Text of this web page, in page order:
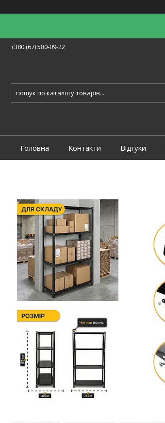
+380 (67) 580-09-22
Головна Контакти Відгуки